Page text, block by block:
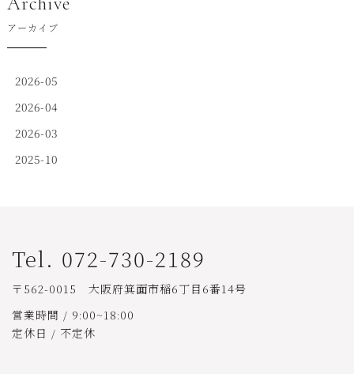
アーカイブ
2026-05
2026-04
2026-03
2025-10
Tel. 072-730-2189
〒562-0015 大阪府箕面市稲6丁目6番14号
営業時間 / 9:00~18:00
定休日 / 不定休